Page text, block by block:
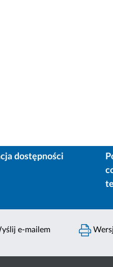
dostępności
e-mailem